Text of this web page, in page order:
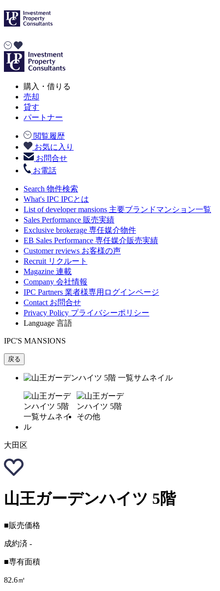
購入・借りる
売却
貸す
パートナー
閲覧履歴
お気に入り
お問合せ
お電話
Search 物件検索
What's IPC IPCとは
List of developer mansions 主要ブランドマンション一覧
Sales Performance 販売実績
Exclusive brokerage 専任媒介物件
EB Sales Performance 専任媒介販売実績
Customer reviews お客様の声
Recruit リクルート
Magazine 連載
Company 会社情報
IPC Partners 業者様専用ログインページ
Contact お問合せ
Privacy Policy プライバシーポリシー
Language 言語
IPC'S MANSIONS
戻る
大田区
山王ガーデンハイツ 5階
■販売価格
成約済 -
■専有面積
82.6㎡